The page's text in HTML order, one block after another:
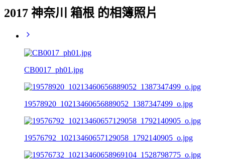
2017 神奈川 箱根 的相簿照片
CB0017_ph01.jpg
19578920_10213460656889052_1387347499_o.jpg
19576792_10213460657129058_1792140905_o.jpg